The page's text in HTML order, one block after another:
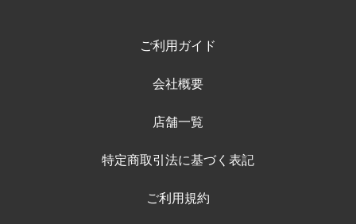
ご利用ガイド
会社概要
店舗一覧
特定商取引法に基づく表記
ご利用規約